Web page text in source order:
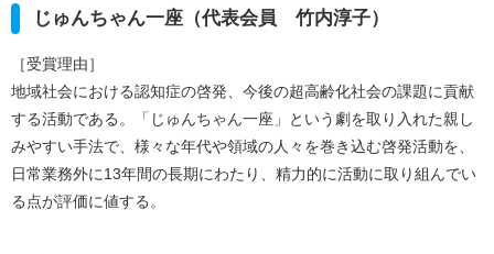
じゅんちゃん一座（代表会員 竹内淳子）
［受賞理由］
地域社会における認知症の啓発、今後の超高齢化社会の課題に貢献
する活動である。「じゅんちゃん一座」という劇を取り入れた親し
みやすい手法で、様々な年代や領域の人々を巻き込む啓発活動を、
日常業務外に13年間の長期にわたり、精力的に活動に取り組んでい
る点が評価に値する。